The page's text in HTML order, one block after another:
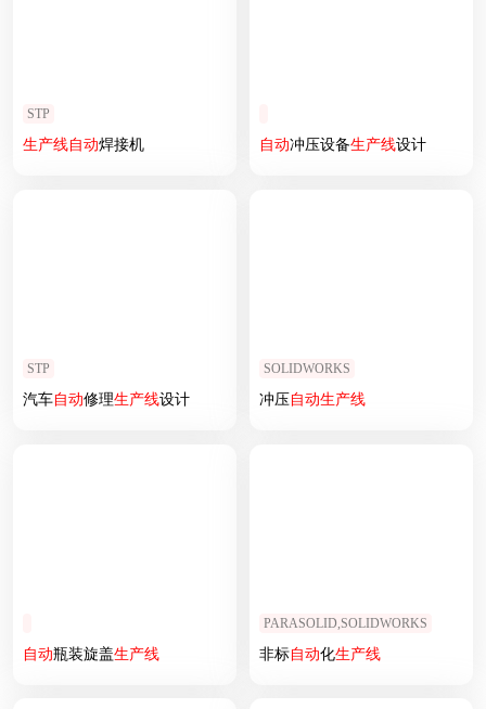
STP
生产线自动焊接机 自动冲压设备生产线设计
STP
汽车自动修理生产线设计
SOLIDWORKS
冲压自动生产线
自动瓶装旋盖生产线
PARASOLID,SOLIDWORKS
非标自动化生产线